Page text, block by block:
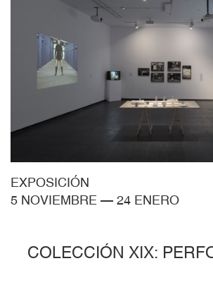
EXPOSICIÓN
5 NOVIEMBRE — 24 ENERO
COLECCIÓN XIX: